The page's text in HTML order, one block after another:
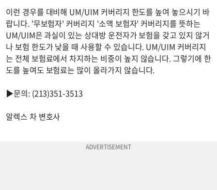
이런 경우를 대비해 UM/UIM 커버리지 한도를 높여 놓으시기 바
랍니다. '무보험자' 커버리지 '소액 보험자' 커버리지를 뜻하는
UM/UIM은 과실이 있는 상대방 운전자가 보험을 갖고 있지 않거
나 보험 한도가 낮을 때 사용할 수 있습니다. UM/UIM 커버리지
는 전체 보험료에서 차지하는 비중이 높지 않습니다. 그렇기에 한
도를 높여도 보험료는 많이 올라가지 않습니다.
▶문의: (213)351-3513
알렉스 차 변호사